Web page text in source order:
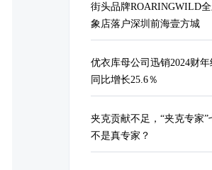
街头品牌ROARINGWILD
象店落户深圳前海壹方城
优衣库母公司迅销2024财年
同比增长25.6％
夹克贡献不足，“夹克专家”
不是真专家？